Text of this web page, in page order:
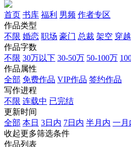
首页 书库 福利 男频 作者专区
作品类型
不限 婚恋 职场 豪门 总裁 架空 穿越
作品字数
不限 30万以下 30-50万 50-100万
作品属性
全部 免费作品 VIP作品 签约作品
写作进程
不限 连载中 已完结
更新时间
全部 本日 3日内 7日内 半月内 一月
收起更多筛选条件
作品列表